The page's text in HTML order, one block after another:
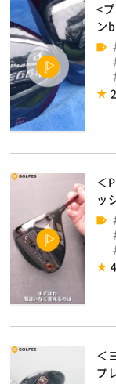
<
ン
2
＜
ッ
4
＜
プ